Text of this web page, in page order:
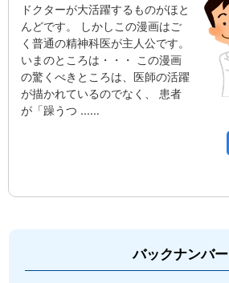
ドクターが大活躍するものがほと
んどです。 しかしこの漫画はご
く普通の精神科医が主人公です。
いまのところは・・・ この漫画
の驚くべきところは、医師の活躍
が描かれているのでなく、 患者
が「躁うつ ...…
バックナンバー